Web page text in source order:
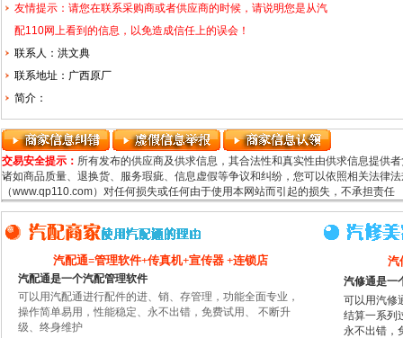
友情提示：请您在联系采购商或者供应商的时候，请说明您是从汽
配110网上看到的信息，以免造成信任上的误会！
联系人：洪文典
联系地址：广西原厂
简介：
交易安全提示： 所有发布的供应商及供求信息，其合法性和真实性由供求信息提供
诸如商品质量、退换货、服务瑕疵、信息虚假等争议和纠纷，您可以依照相关法律
（www.qp110.com）对任何损失或任何由于使用本网站而引起的损失，不承担责任
汽配通=管理软件+传真机+宣传器 +连锁店
汽配通是一个汽配管理软件
可以用汽配通进行配件的进、销、存管理，功能全面专业，
操作简单易用，性能稳定、永不出错，免费试用、 不断升
级、终身维护
汽
汽修通是一
可以用汽修
结算一系列
永不出错，